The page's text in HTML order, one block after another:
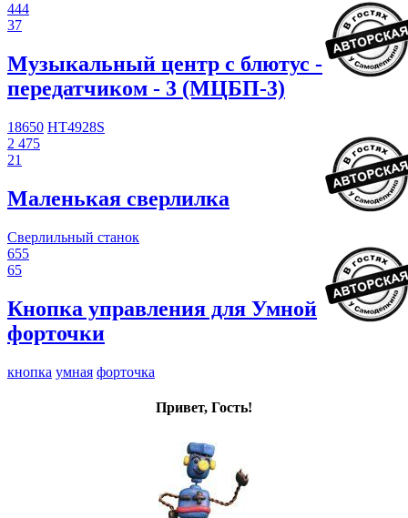
444
37
Музыкальный центр с блютус -
передатчиком - 3 (МЦБП-3)
18650 HT4928S
2 475
21
Маленькая сверлилка
Сверлильный станок
655
65
Кнопка управления для Умной
форточки
кнопка умная форточка
Привет, Гость!